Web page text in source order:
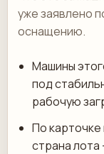
уже заявлено
оснащению.
Машины
под
рабочую
По карточке
страна лота